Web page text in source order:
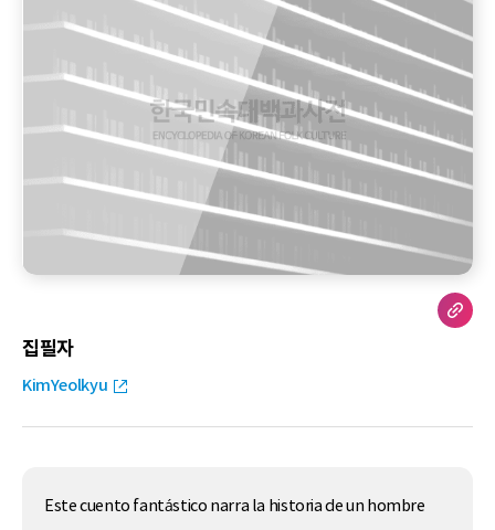
집필자
KimYeolkyu
Este cuento fantástico narra la historia de un hombre